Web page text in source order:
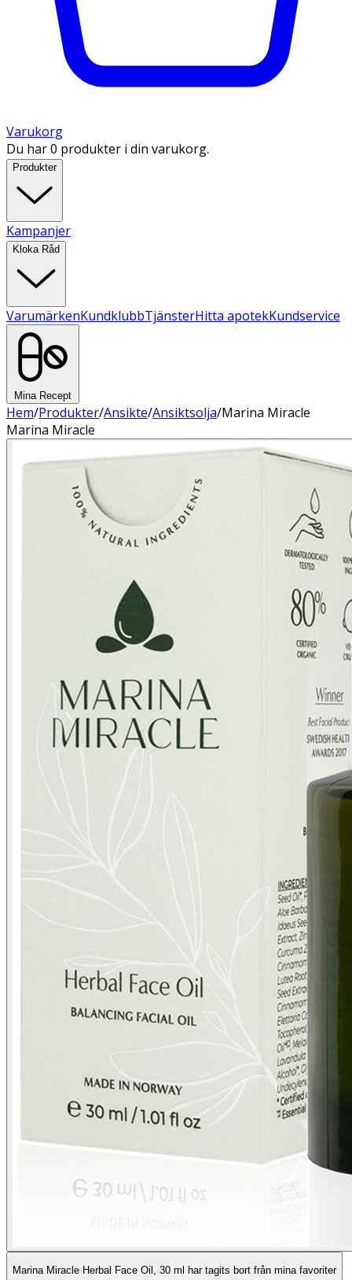
Varukorg
Du har 0 produkter i din varukorg.
Produkter
Kampanjer
Kloka Råd
VarumärkenKundklubbTjänsterHitta apotekKundservice
Mina Recept
Hem/Produkter/Ansikte/Ansiktsolja/Marina Miracle
Marina Miracle
Marina Miracle Herbal Face Oil, 30 ml har tagits bort från mina favoriter